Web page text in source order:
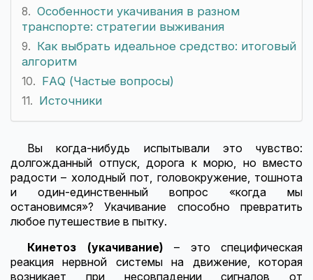
Особенности укачивания в разном
транспорте: стратегии выживания
Как выбрать идеальное средство: итоговый
алгоритм
FAQ (Частые вопросы)
Источники
Вы когда-нибудь испытывали это чувство:
долгожданный отпуск, дорога к морю, но вместо
радости – холодный пот, головокружение, тошнота
и один-единственный вопрос «когда мы
остановимся»? Укачивание способно превратить
любое путешествие в пытку.
Кинетоз (укачивание) – это специфическая
реакция нервной системы на движение, которая
возникает при несовпадении сигналов от